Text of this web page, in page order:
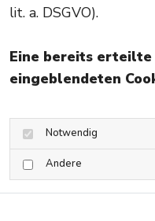
lit. a. DSGVO).
Eine bereits erteilte
eingeblendeten
Notwendig
Andere